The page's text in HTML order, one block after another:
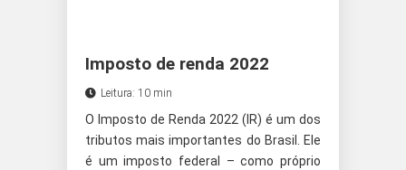
Imposto de renda 2022
Leitura: 10 min
O Imposto de Renda 2022 (IR) é um dos
tributos mais importantes do Brasil. Ele
é um imposto federal – como próprio